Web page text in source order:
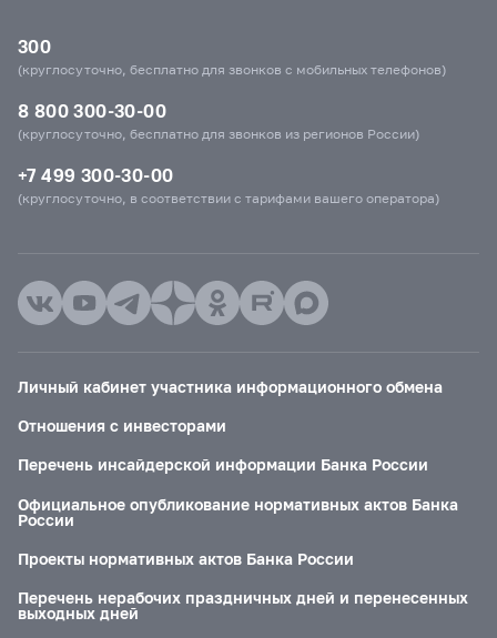
300
(круглосуточно, бесплатно для звонков с мобильных телефонов)
8 800 300-30-00
(круглосуточно, бесплатно для звонков из регионов России)
+7 499 300-30-00
(круглосуточно, в соответствии с тарифами вашего оператора)
Личный кабинет участника информационного обмена
Отношения с инвесторами
Перечень инсайдерской информации Банка России
Официальное опубликование нормативных актов Банка
России
Проекты нормативных актов Банка России
Перечень нерабочих праздничных дней и перенесенных
выходных дней